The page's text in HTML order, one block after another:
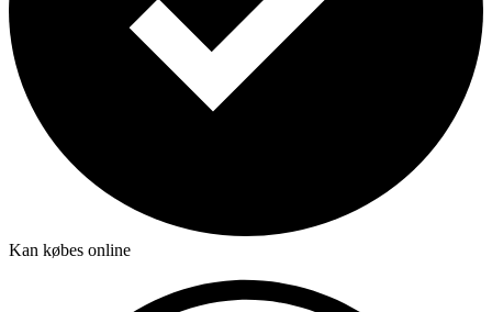
Kan købes online